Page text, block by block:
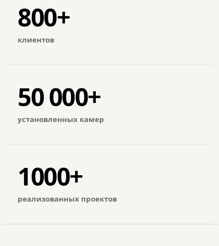
800+
клиентов
50 000+
установленных камер
1000+
реализованных проектов